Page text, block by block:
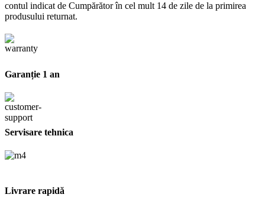
contul indicat de Cumpărător în cel mult 14 de zile de la primirea
produsului returnat.
Garanție 1 an
Servisare tehnica
Livrare rapidă